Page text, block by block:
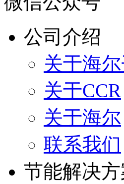
公司介绍
关于海尔
关于CCR
关于海尔
联系我们
节能解决方